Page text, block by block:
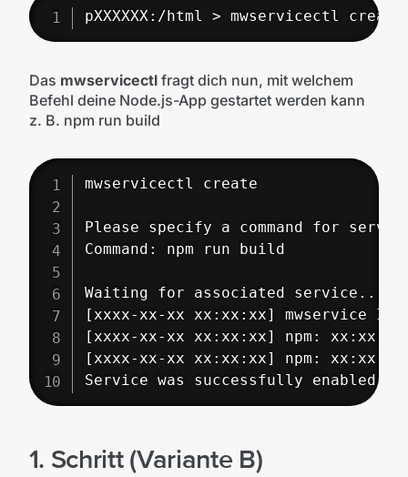
pXXXXXX:/html > mwservicectl create
Das mwservicectlfragt dich nun, mit welchem
Befehl deine Node.js-App gestartet werden kann
z. B. npm run build
mwservicectl create
Please specify a command for
Command: npm run build
Waiting for associated service...
[xxxx-xx-xx xx:xx:xx] mwservice
[xxxx-xx-xx xx:xx:xx] npm: xx:xx:xx
[xxxx-xx-xx xx:xx:xx] npm:
Service was successfully enabled.
1. Schritt (Variante B)